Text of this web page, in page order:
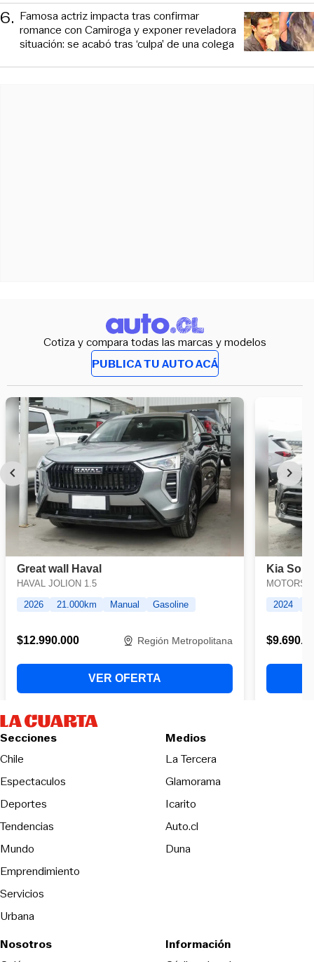
6. Famosa actriz impacta tras confirmar
romance con Camiroga y exponer reveladora
situación: se acabó tras ‘culpa’ de una colega
Cotiza y compara todas las marcas y modelos
PUBLICA TU AUTO ACÁ
Secciones
Chile
Espectaculos
Deportes
Tendencias
Mundo
Emprendimiento
Servicios
Urbana
Medios
La Tercera
Glamorama
Icarito
Auto.cl
Duna
Nosotros
Información